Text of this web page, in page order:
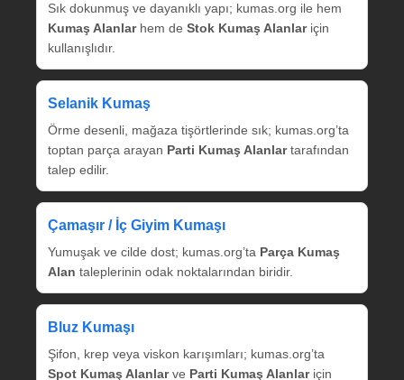
Sık dokunmuş ve dayanıklı yapı; kumas.org ile hem
Kumaş Alanlarhem de Stok Kumaş Alanlariçin
kullanışlıdır.
Selanik Kumaş
Örme desenli, mağaza tişörtlerinde sık; kumas.org’ta
toptan parça arayan Parti Kumaş Alanlartarafından
talep edilir.
Çamaşır / İç Giyim Kumaşı
Yumuşak ve cilde dost; kumas.org’ta Parça Kumaş
Alan taleplerinin odak noktalarından biridir.
Bluz Kumaşı
Şifon, krep veya viskon karışımları; kumas.org’ta
Spot Kumaş Alanlarve Parti Kumaş Alanlariçin